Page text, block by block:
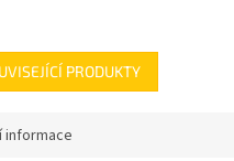
PRODUKTY
informace